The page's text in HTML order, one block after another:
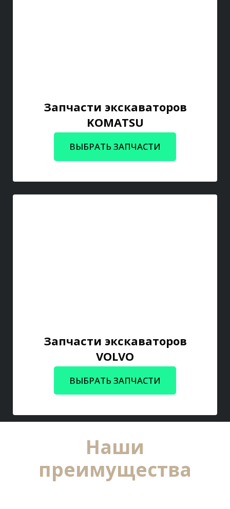
Запчасти экскаваторов
KOMATSU
ВЫБРАТЬ ЗАПЧАСТИ
Запчасти экскаваторов
VOLVO
ВЫБРАТЬ ЗАПЧАСТИ
Наши
преимущества